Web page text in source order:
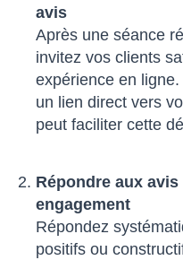
avis
Après une séance
invitez vos clients
expérience en
un lien direct vers
peut faciliter cette
Répondre aux
engagement
Répondez
positifs ou